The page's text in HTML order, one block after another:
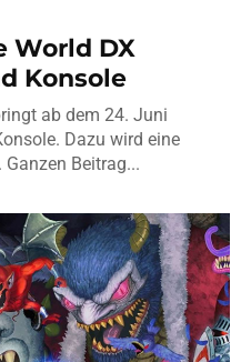
World DX
Konsole
ab dem 24. Juni
Dazu wird eine
Beitrag...